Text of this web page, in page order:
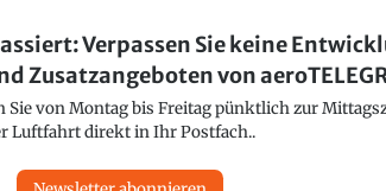
Verpassen Sie keine
Zusatzangeboten von
von Montag bis Freitag pünktlich zur
Luftfahrt direkt in Ihr Postfach..